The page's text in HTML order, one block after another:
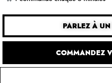
PARLEZ À
COMMANDEZ